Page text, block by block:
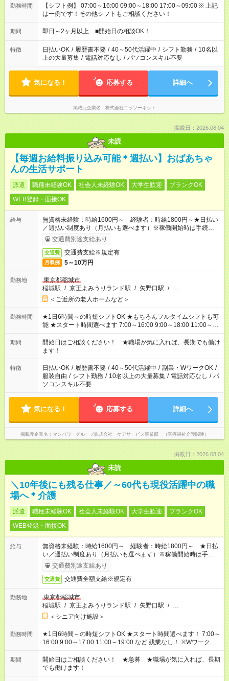
勤務時間
【シフト例】 07:00～16:00 09:00～18:00 17:00～09:00 ※ 上記
は一例です！その他シフトもご相談ください！
期間 即日～2ヶ月以上 ■開始日の相談OK！
特徴 日払いOK / 履歴書不要 / 40～50代活躍中 / シフト勤務 / 10名以
上の大量募集 / 電話対応なし / パソコンスキル不要
気になる！ 応募する 詳細へ
掲載元企業名 株式会社ニッソーネット
掲載日：2026.08.04
未読
【毎週お給料振り込み可能＊週払い】おばあちゃ
んの生活サポート
派遣 職種未経験OK 社会人未経験OK 大学生歓迎
ブランクOK
WEB登録・面接OK
給与
無資格未経験：時給1600円～ 経験者：時給1800円～★日払い
／週払い制度あり（月払いも選べます）※稼働開始時は手続き完
了次第のお支払いとなります。
交通費別途支給あり
交通費 交通費支給※規定有
月収例 5～10万円
勤務地
東京都稲城市
稲城駅 / 京王よみうりランド駅 / 矢野口駅 / …
＜ご近所の老人ホームなど＞
勤務時間
★1日6時間～の時短シフトOK ★もちろんフルタイムシフトも可
能 ★スタート時間選べます 7:00～16:00 9:00～18:00 11:00～
20:00 など 残業なし！ ※Wワークの場合、他のお仕事と合わせ
週40時間超の就業はご案内できません ※法令に基づき、週20時
間以上勤務は社会保険への加入対象となります ※労働者派遣法
（日雇い派遣の原則禁止）により、短時間・短期間の就業はご
案内が難しい場合があります
期間
開始日はご相談ください！ ★職場が気に入れば、長期でも働け
ます！
特徴 日払いOK / 履歴書不要 / 40～50代活躍中 / 副業・WワークOK /
服装自由 / シフト勤務 / 10名以上の大量募集 / 電話対応なし / パ
ソコンスキル不要
気になる！ 応募する 詳細へ
掲載元企業名 マンパワーグループ株式会社 ケアサービス事業部 （医療福祉介護関連）
掲載日：2026.08.04
未読
＼10年後にも残る仕事／～60代も現役活躍中の職
場へ＊介護
派遣 職種未経験OK 社会人未経験OK 大学生歓迎
ブランクOK
WEB登録・面接OK
給与
無資格未経験：時給1600円～ 経験者：時給1800円～ ★日払
い／週払い制度あり（月払いも選べます）※稼働開始時は手続き
完了次第のお支払いとなります。
交通費別途支給あり
交通費 交通費全額支給※規定有
勤務地
東京都稲城市
稲城駅 / 京王よみうりランド駅 / 矢野口駅 / …
＜シニア向け施設＞
勤務時間
★1日6時間～の時短シフトOK ★スタート時間選べます！ 7:00～
16:00 9:00～17:00 11:00～19:00 など 残業なし！ ※Wワークの
場合、他のお仕事と合わせ週40時間超の就業はご案内できませ
ん ※法令に基づき、週20時間以上勤務は社会保険への加入対象
となります ※労働者派遣法（日雇い派遣の原則禁止）により、
短時間・短期間の就業はご案内が難しい場合があります
期間
開始日はご相談ください！ ★急募 ★職場が気に入れば、長期
でも働けます！